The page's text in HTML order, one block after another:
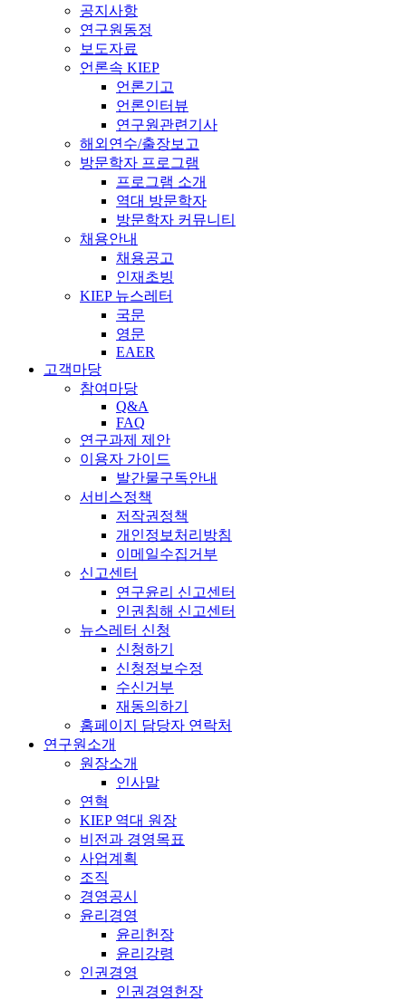
공지사항
연구원동정
보도자료
언론속 KIEP
언론기고
언론인터뷰
연구원관련기사
해외연수/출장보고
방문학자 프로그램
프로그램 소개
역대 방문학자
방문학자 커뮤니티
채용안내
채용공고
인재초빙
KIEP 뉴스레터
국문
영문
EAER
고객마당
참여마당
Q&A
FAQ
연구과제 제안
이용자 가이드
발간물구독안내
서비스정책
저작권정책
개인정보처리방침
이메일수집거부
신고센터
연구윤리 신고센터
인권침해 신고센터
뉴스레터 신청
신청하기
신청정보수정
수신거부
재동의하기
홈페이지 담당자 연락처
연구원소개
원장소개
인사말
연혁
KIEP 역대 원장
비전과 경영목표
사업계획
조직
경영공시
윤리경영
윤리헌장
윤리강령
인권경영
인권경영헌장